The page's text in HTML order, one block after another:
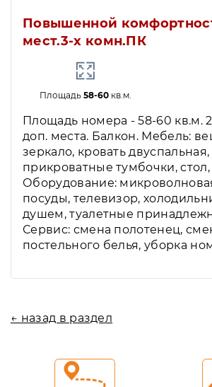
Повышенной
мест.3-х комн.ПК
Площадь 58-60кв.м.
Площадь номера - 58-60 кв.м.
доп. места. Балкон. Мебель:
зеркало, кровать двуспальная,
прикроватные тумбочки,
Оборудование:
посуды, телевизор,
душем, туалетные
Сервис: смена полотенец,
постельного белья, уборка
← назад в раздел